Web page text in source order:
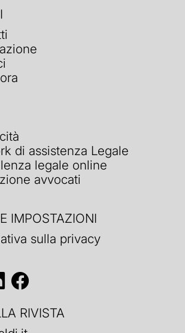
di assistenza Legale
legale online
avvocati
IMPOSTAZIONI
sulla privacy
RIVISTA